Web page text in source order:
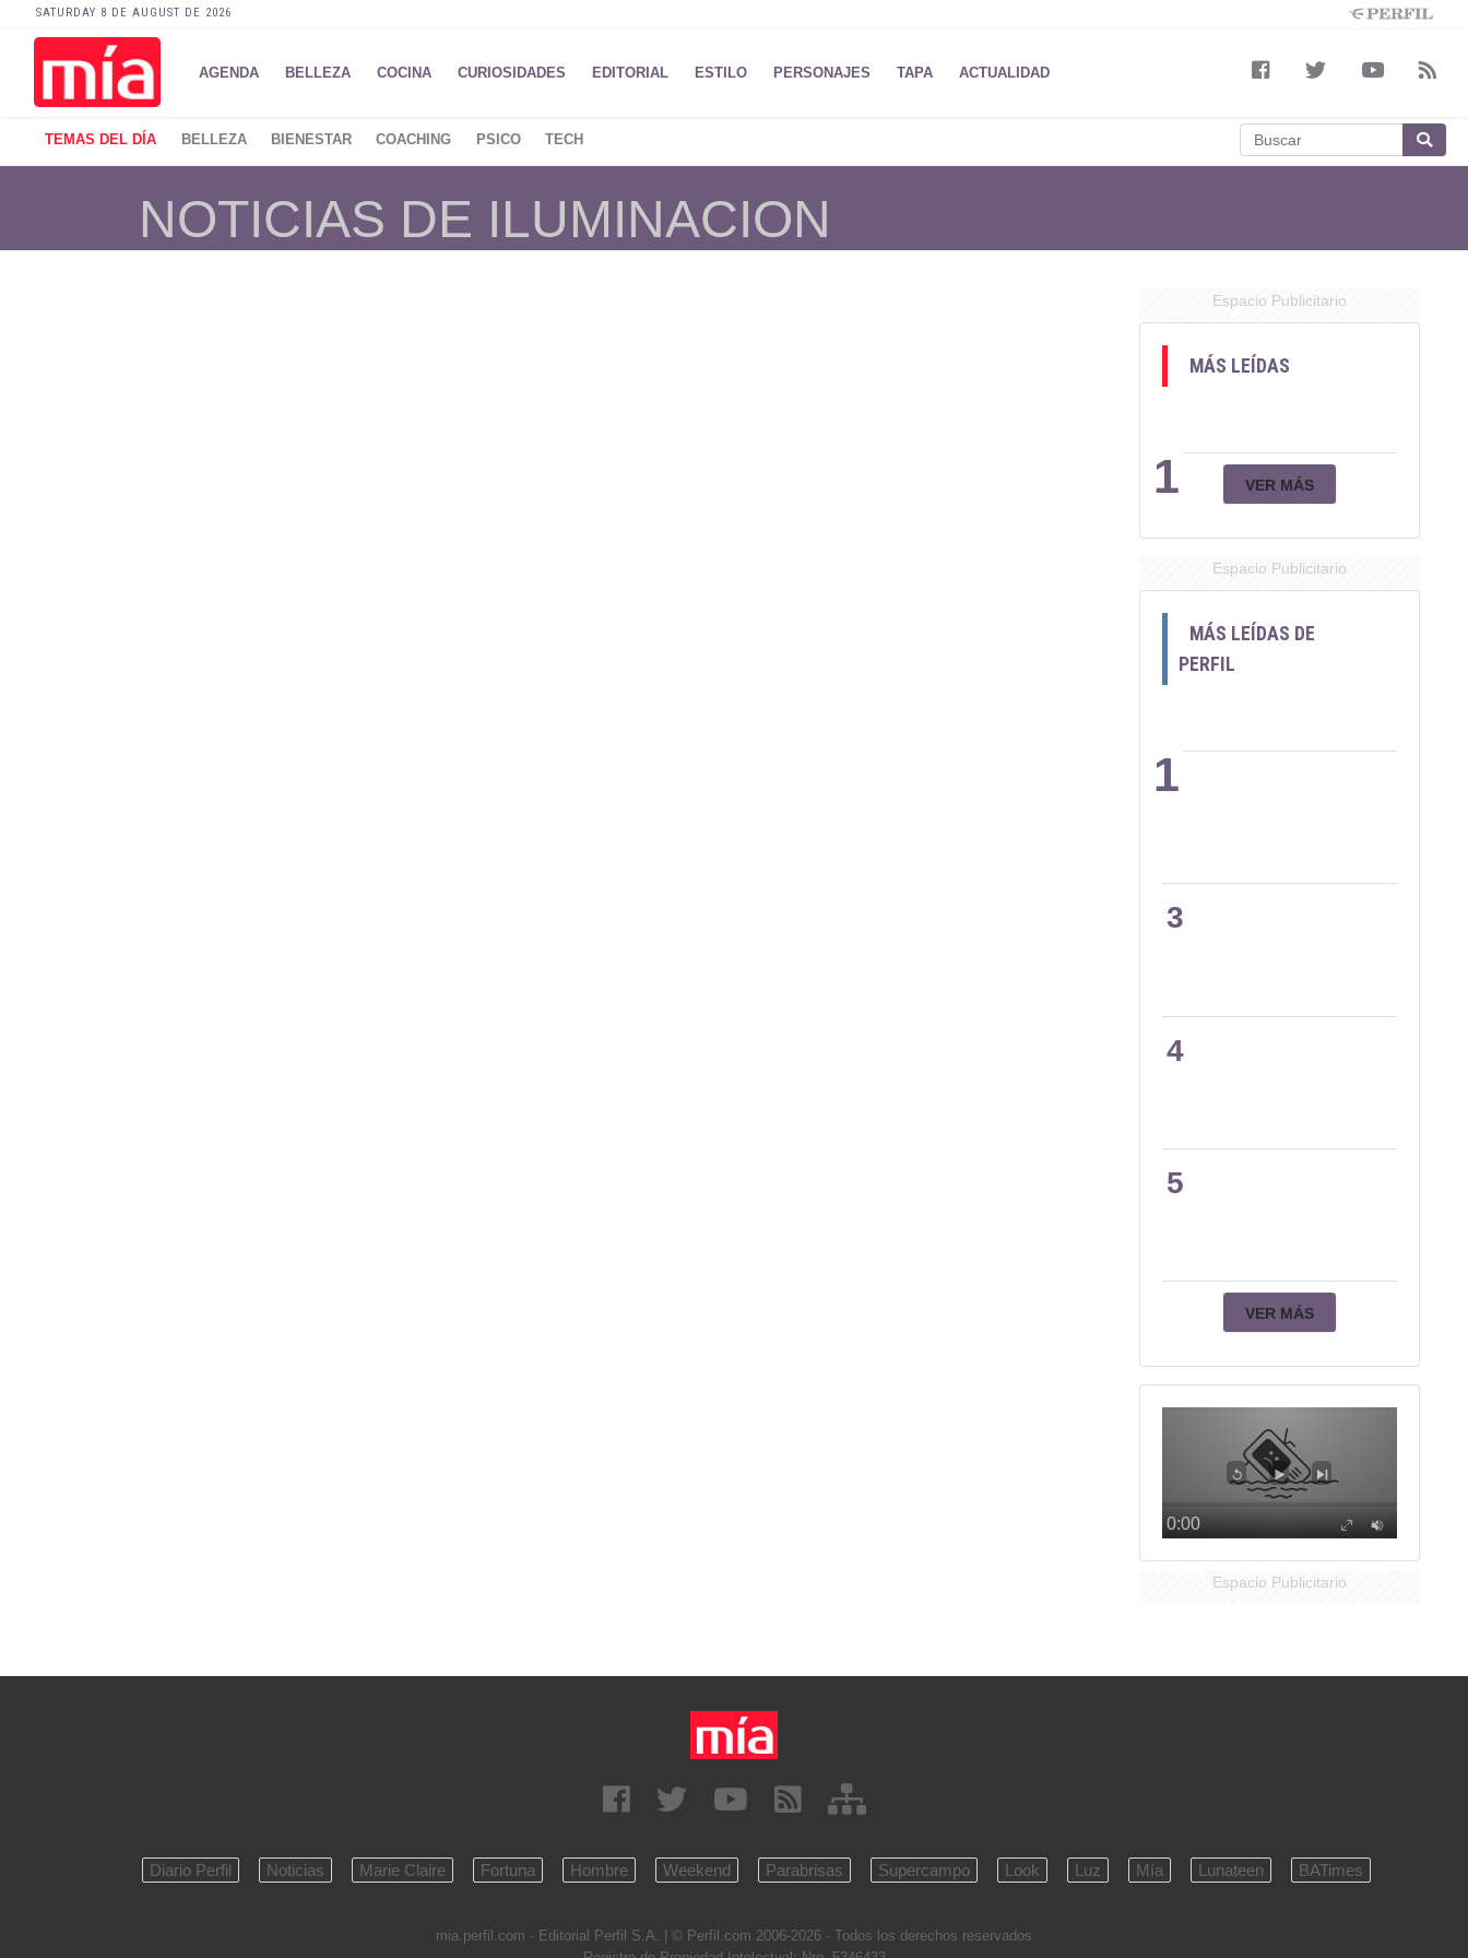
SATURDAY 8 DE AUGUST DE 2026
AGENDA BELLEZA COCINA CURIOSIDADES EDITORIAL ESTILO PERSONAJES TAPA ACTUALIDAD
TEMAS DEL DÍA BELLEZA BIENESTAR COACHING PSICO TECH
NOTICIAS DE ILUMINACION
Espacio Publicitario
MÁS LEÍDAS
1 VER MÁS
Espacio Publicitario
MÁS LEÍDAS DE
PERFIL
1
2
3
4
5
VER MÁS
Espacio Publicitario
Diario Perfil Noticias Marie Claire Fortuna Hombre Weekend Parabrisas Supercampo Look Luz Mía Lunateen BATimes
mia.perfil.com - Editorial Perfil S.A.
| © Perfil.com 2006-2026 - Todos los derechos reservados